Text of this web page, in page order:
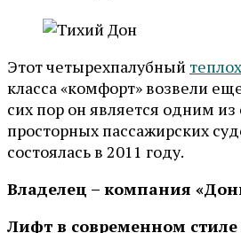
Этот четырехпалубный
класса «комфорт» возвели
сих пор он является одним
просторных пассажирских
состоялась в 2011 году.
Владелец – компания
Лифт в современном стиле